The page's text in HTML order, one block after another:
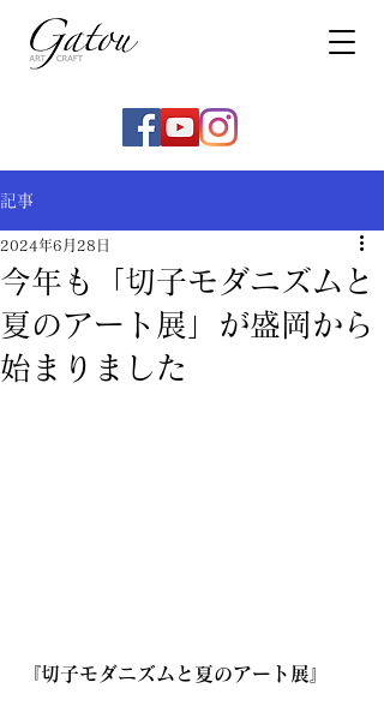
記事
今年も「切子モダニズムと
夏のアート展」が盛岡から
始まりました
2024年6月28日
『切子モダニズムと夏のアート展』